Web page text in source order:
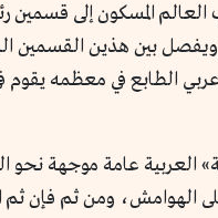
المسكون إلى قسمين
ويفصل بين هذين القسمين
الطابع في معظمه يقوم
العربية عامة موجهة
الهوامش، ومن ثم فإن ثم